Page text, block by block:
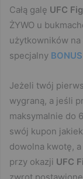
Całą galę UFC
ŻYWO u
użytkowników
specjalny BONUS
Jeżeli twój
wygraną, a jeśli
maksymalnie do
swój kupon
dowolna kwotę,
przy okazji UFC